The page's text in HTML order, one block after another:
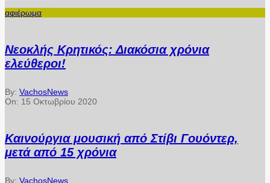
αφιέρωμα
Νεοκλής Κρητικός: Διακόσια χρόνια
ελεύθεροι!
By: VachosNews
On: 15 Οκτωβρίου 2020
Καινούργια μουσική από Στίβι Γουόντερ,
μετά από 15 χρόνια
By: VachosNews